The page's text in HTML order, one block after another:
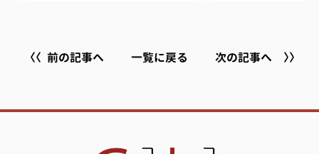
前の記事へ 一覧に戻る 次の記事へ